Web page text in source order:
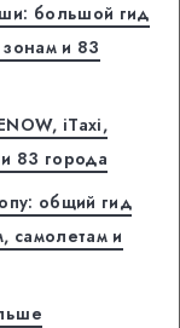
большой гид
и 83
iTaxi,
83 города
общий гид
самолетам и